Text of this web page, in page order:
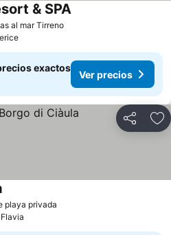
al mar TirrenoVer precios
& SPAVer precios
exactos
Ver precios
Compartir
playa privada